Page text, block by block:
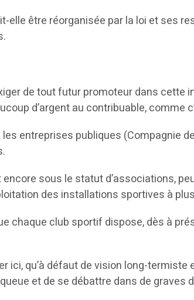
elle être réorganisée par la loi et ses
de tout futur promoteur dans cette
d’argent au contribuable, comme
entreprises publiques (Compagnie
sous le statut d’associations,
des installations sportives à
chaque club sportif dispose, dès à
ici, qu’à défaut de vision long-
et de se débattre dans de graves